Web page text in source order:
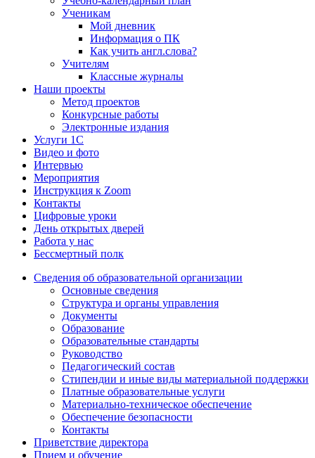
Ученикам
Мой дневник
Информация о ПК
Как учить англ.слова?
Учителям
Классные журналы
Наши проекты
Метод проектов
Конкурсные работы
Электронные издания
Услуги 1C
Видео и фото
Интервью
Мероприятия
Инструкция к Zoom
Контакты
Цифровые уроки
День открытых дверей
Работа у нас
Бессмертный полк
Сведения об образовательной организации
Основные сведения
Структура и органы управления
Документы
Образование
Образовательные стандарты
Руководство
Педагогический состав
Стипендии и иные виды материальной поддержки
Платные образовательные услуги
Материально-техническое обеспечение
Обеспечение безопасности
Контакты
Приветствие директора
Прием и обучение